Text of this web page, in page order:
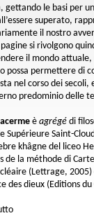
gettando le basi per
superato,
il nostro
si rivolgono
il mondo attuale,
possa permettere di
nel corso dei
predominio delle
è agrégé di
Supérieure Saint-
khâgne del liceo
de la méthode di
(Lettrage,
des dieux (Editions